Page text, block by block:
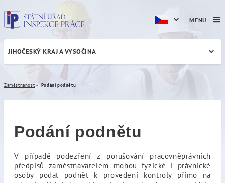
Podání podnětu
JIHOČESKÝ KRAJ A VYSOČINA
Zaměstnanost Podání podnětu
Podání podnětu
V případě podezření z porušování pracovněprávních
předpisů zaměstnavatelem mohou fyzické i právnické
osoby podat podnět k provedení kontroly přímo na
MENU